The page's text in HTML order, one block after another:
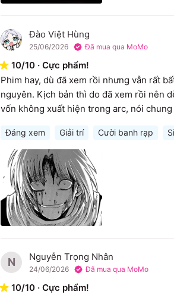
Đ Đào Việt Hùng
25/06/2026 Đã mua qua MoMo
10/10 · Cực phẩm!
Phim hay, dù đã xem rồi nhưng vẫn rất
nguyên. Kịch bản thì do đã xem rồi nên
vốn không xuất hiện trong arc, nói
Đáng xem Giải trí Cười banh rạp
N Nguyễn Trọng Nhân
24/06/2026 Đã mua qua MoMo
10/10 · Cực phẩm!